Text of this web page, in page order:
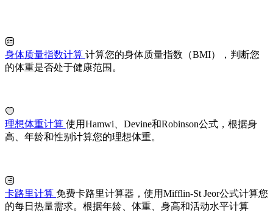
身体质量指数计算 计算您的身体质量指数（BMI），判断您
的体重是否处于健康范围。
理想体重计算 使用Hamwi、Devine和Robinson公式，根据身
高、年龄和性别计算您的理想体重。
卡路里计算 免费卡路里计算器，使用Mifflin-St Jeor公式计算您
的每日热量需求。根据年龄、体重、身高和活动水平计算